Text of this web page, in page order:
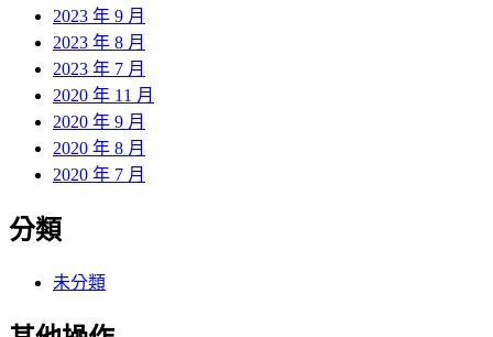
2023 年 9 月
2023 年 8 月
2023 年 7 月
2020 年 11 月
2020 年 9 月
2020 年 8 月
2020 年 7 月
分類
未分類